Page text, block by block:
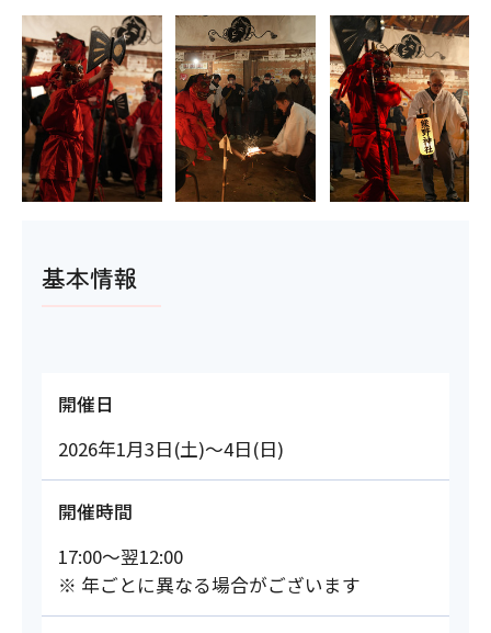
基本情報
開催日
2026年1月3日(土)～4日(日)
開催時間
17:00～翌12:00
※ 年ごとに異なる場合がございます